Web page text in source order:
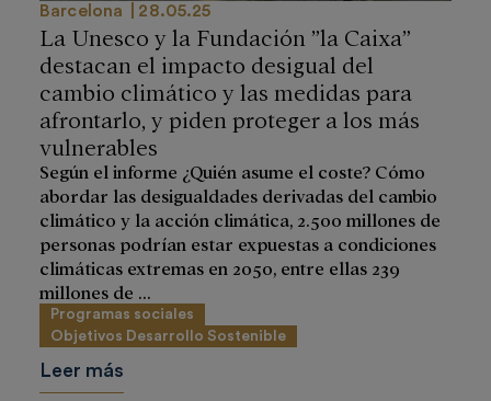
Barcelona 28.05.25
La Unesco y la Fundación ”la Caixa”
destacan el impacto desigual del
cambio climático y las medidas para
afrontarlo, y piden proteger a los más
vulnerables
Según el informe ¿Quién asume el coste? Cómo
abordar las desigualdades derivadas del cambio
climático y la acción climática, 2.500 millones de
personas podrían estar expuestas a condiciones
climáticas extremas en 2050, entre ellas 239
millones de ...
Programas sociales
Objetivos Desarrollo Sostenible
Leer más